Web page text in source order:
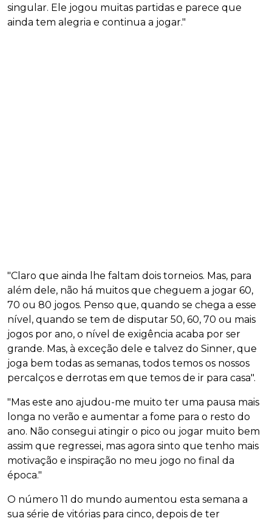
singular. Ele jogou muitas partidas e parece que
ainda tem alegria e continua a jogar."
"Claro que ainda lhe faltam dois torneios. Mas, para
além dele, não há muitos que cheguem a jogar 60,
70 ou 80 jogos. Penso que, quando se chega a esse
nível, quando se tem de disputar 50, 60, 70 ou mais
jogos por ano, o nível de exigência acaba por ser
grande. Mas, à exceção dele e talvez do Sinner, que
joga bem todas as semanas, todos temos os nossos
percalços e derrotas em que temos de ir para casa".
"Mas este ano ajudou-me muito ter uma pausa mais
longa no verão e aumentar a fome para o resto do
ano. Não consegui atingir o pico ou jogar muito bem
assim que regressei, mas agora sinto que tenho mais
motivação e inspiração no meu jogo no final da
época."
O número 11 do mundo aumentou esta semana a
sua série de vitórias para cinco, depois de ter